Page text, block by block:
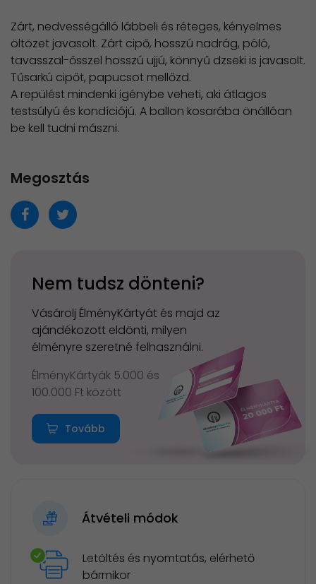
Zárt, nedvességálló lábbeli és réteges, kényelmes
öltözet javasolt. Zárt cipő, hosszú nadrág, póló,
tavasszal-ősszel hosszú ujjú, könnyű dzseki is javasolt.
Tűsarkú cipőt, papucsot mellőzd.
A repülést mindenki igénybe veheti, aki átlagos
testsúlyú és kondíciójú. A ballon kosarába önállóan
be kell tudni mászni.
Megosztás
Nem tudsz dönteni?
Vásárolj ÉlményKártyát és majd az
ajándékozott eldönti, milyen
élményre szeretné felhasználni.
ÉlményKártyák 5.000 és
100.000 Ft között
Tovább
Átvételi módok
Letöltés és nyomtatás, elérhető
bármikor